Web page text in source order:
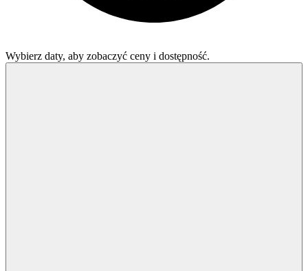
Wybierz daty, aby zobaczyć ceny i dostępność.